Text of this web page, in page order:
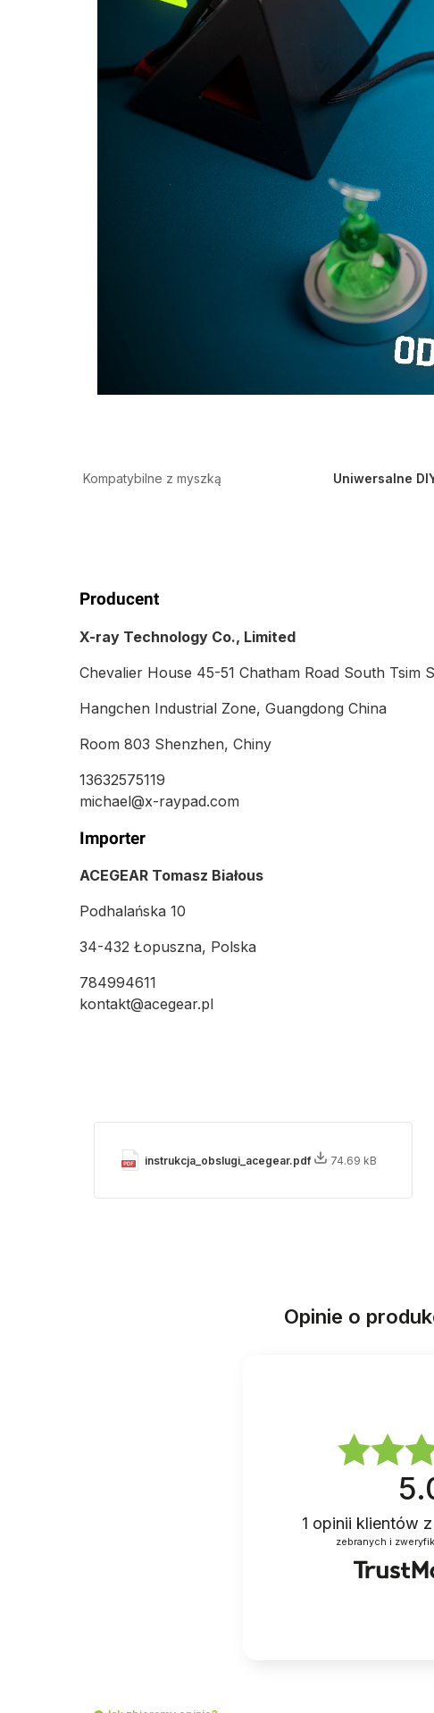
Kompatybilne z myszką Uniwersalne
Producent
X-ray Technology Co., Limited
Chevalier House 45-51 Chatham Road South Tsim
Hangchen Industrial Zone, Guangdong China
Room 803 Shenzhen, Chiny
13632575119
michael@x-raypad.com
Importer
ACEGEAR Tomasz Białous
Podhalańska 10
34-432 Łopuszna, Polska
784994611
kontakt@acegear.pl
instrukcja_obslugi_acegear.pdf 74.69 kB
Opinie o
1 opinii klientów
zebranych i